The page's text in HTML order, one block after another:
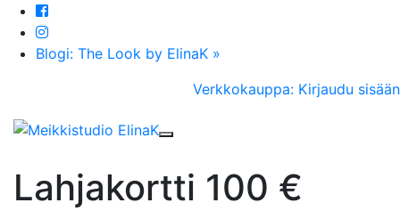
Blogi: The Look by ElinaK »
Verkkokauppa: Kirjaudu sisään
Lahjakortti 100 €